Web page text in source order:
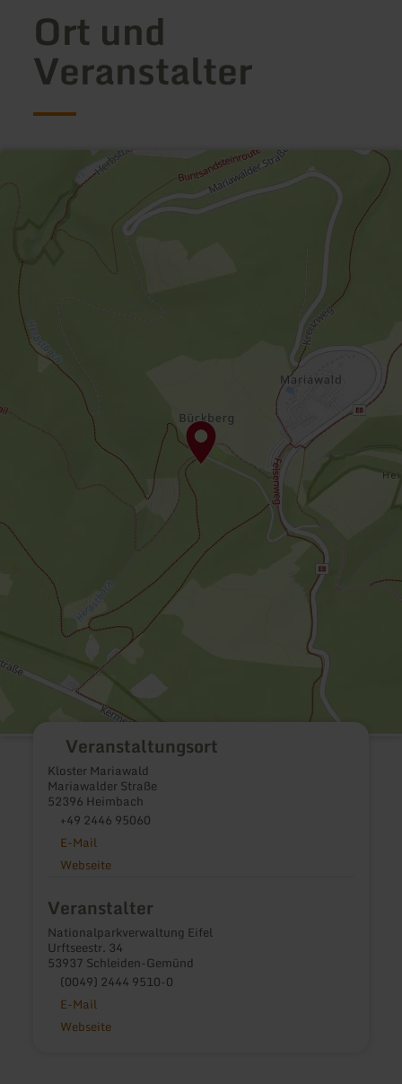
Ort und
Veranstalter
Veranstaltungsort
Kloster Mariawald
Mariawalder Straße
52396 Heimbach
+49 2446 95060
E-Mail
Webseite
Veranstalter
Nationalparkverwaltung Eifel
Urftseestr. 34
53937 Schleiden-Gemünd
(0049) 2444 9510-0
E-Mail
Webseite